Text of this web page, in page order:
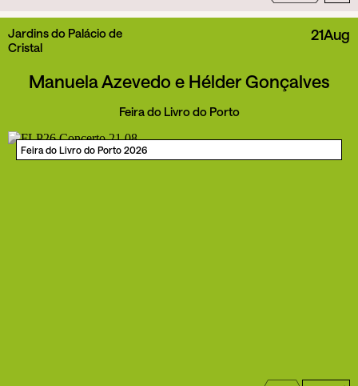
Jardins do Palácio de
Cristal
21Aug
Manuela Azevedo e Hélder Gonçalves
Feira do Livro do Porto
Feira do Livro do Porto 2026